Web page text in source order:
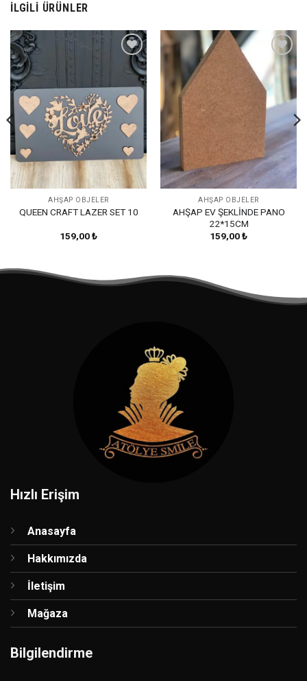
İLGILI ÜRÜNLER
Favorilerime
AHŞAP OBJELER
QUEEN CRAFT LAZER SET 10
159,00₺
Favorilerime
Ekle
AHŞAP OBJELER
AHŞAP EV ŞEKLİNDE PANO
22*15CM
159,00₺
Hızlı Erişim
Anasayfa
Hakkımızda
İletişim
Mağaza
Bilgilendirme